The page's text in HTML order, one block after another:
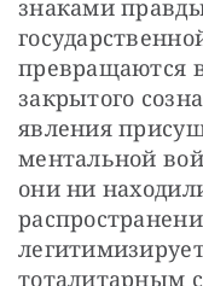
знаками
превращаются
закрытого
явления
ментальной
они ни
тоталитарным